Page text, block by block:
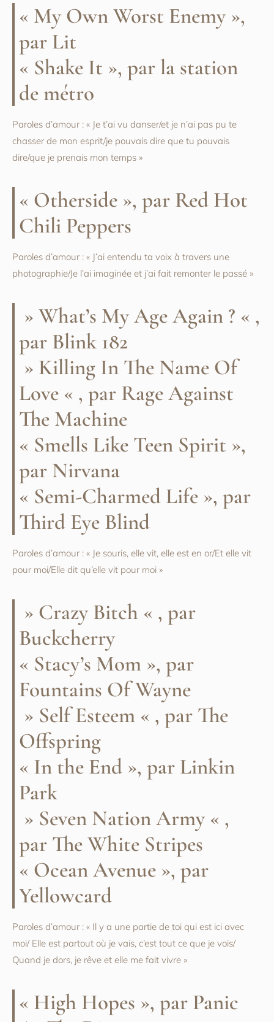
« My Own Worst Enemy »,
par Lit
« Shake It », par la station
de métro
Paroles d’amour : « Je t’ai vu danser/et je n’ai pas pu te
chasser de mon esprit/je pouvais dire que tu pouvais
dire/que je prenais mon temps »
« Otherside », par Red Hot
Chili Peppers
Paroles d’amour : « J’ai entendu ta voix à travers une
photographie/Je l’ai imaginée et j’ai fait remonter le passé »
» What’s My Age Again ? « ,
par Blink 182
» Killing In The Name Of
Love « , par Rage Against
The Machine
« Smells Like Teen Spirit »,
par Nirvana
« Semi-Charmed Life », par
Third Eye Blind
Paroles d’amour : « Je souris, elle vit, elle est en or/Et elle vit
pour moi/Elle dit qu’elle vit pour moi »
» Crazy Bitch « , par
Buckcherry
« Stacy’s Mom », par
Fountains Of Wayne
» Self Esteem « , par The
Offspring
« In the End », par Linkin
Park
» Seven Nation Army « ,
par The White Stripes
« Ocean Avenue », par
Yellowcard
Paroles d’amour : « Il y a une partie de toi qui est ici avec
moi/ Elle est partout où je vais, c’est tout ce que je vois/
Quand je dors, je rêve et elle me fait vivre »
« High Hopes », par Panic